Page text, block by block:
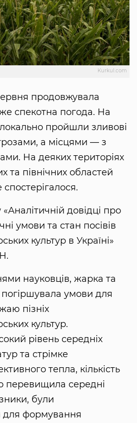
Kurkul.com
продовжувала
спекотна погода. На
локально пройшли зливові
а місцями — з
На деяких територіях
та північних областей
спостерігалося.
довідці про
умови та стан посівів
культур в Україні»
науковців, жарка та
умови для
пізніх
культур.
рівень середніх
та стрімке
тепла, кількість
перевищила середні
були
для формування